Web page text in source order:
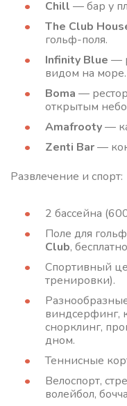
Chill — бар у
The Club
гольф-поля.
Infinity Blue —
видом на море.
Boma —
открытым
Amafrooty—
Zenti Bar—
Развлечение и спорт:
2 бассейна
Поле для
Club,
Спортивный
тренировки).
виндсерфинг,
снорклинг,
дном.
Теннисные
Велоспорт,
волейбол,